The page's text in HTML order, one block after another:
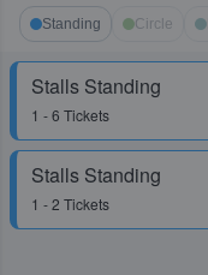
Standing Circle
Stalls Standing
1 - 6 Tickets
Stalls Standing
1 - 2 Tickets